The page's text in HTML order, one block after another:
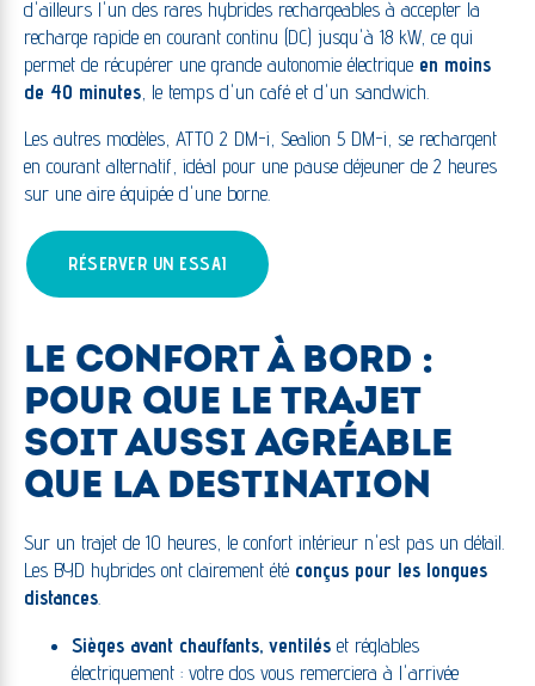
d'ailleurs l'un des rares hybrides rechargeables à accepter la
recharge rapide en courant continu (DC) jusqu'à 18 kW, ce qui
permet de récupérer une grande autonomie électrique en moins
de 40 minutes , le temps d'un café et d'un sandwich.
Les autres modèles, ATTO 2 DM-i, Sealion 5 DM-i, se rechargent
en courant alternatif, idéal pour une pause déjeuner de 2 heures
sur une aire équipée d'une borne.
RÉSERVER UN ESSAI
LE CONFORT À BORD :
POUR QUE LE TRAJET
SOIT AUSSI AGRÉABLE
QUE LA DESTINATION
Sur un trajet de 10 heures, le confort intérieur n'est pas un détail.
Les BYD hybrides ont clairement été conçus pour les longues
distances
Sièges avant chauffants, ventilés et réglables
électriquement : votre dos vous remerciera à l'arrivée